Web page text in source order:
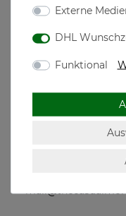
the casual
The casual Monks
designed in
neben der Tracht in
Hersteller: The
Externe
DHL
Funktional